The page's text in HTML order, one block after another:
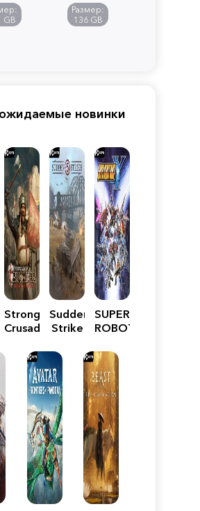
GB
of
Pandora
Размер:
136 GB
новинки
Stronghold
Crusader:
Edition
Sudden
Strike
SUPER
ROBOT
Y